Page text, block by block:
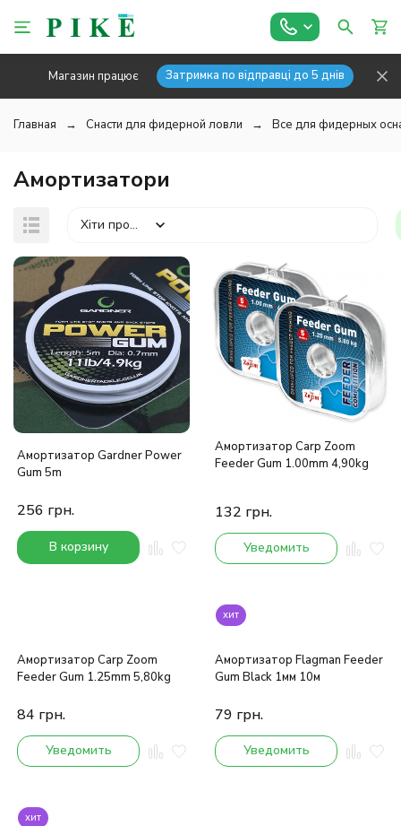
Магазин працює Затримка по відправці до 5 днів
Главная Снасти для фидерной ловли Все для фидерных
Амортизатори
Хіти продажів
Амортизатор Gardner Power
Gum 5m
256 грн.
В корзину
Амортизатор Carp Zoom
Feeder Gum 1.00mm 4,90kg
132 грн.
Уведомить
Амортизатор Carp Zoom
Feeder Gum 1.25mm 5,80kg
84 грн.
Уведомить
хит
Амортизатор Flagman Feeder
Gum Black 1мм 10м
79 грн.
Уведомить
хит